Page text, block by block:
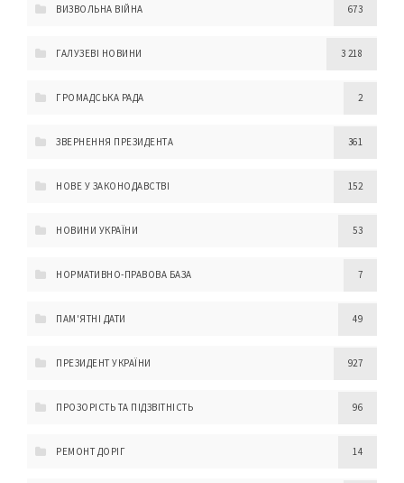
ВИЗВОЛЬНА ВІЙНА 673
ГАЛУЗЕВІ НОВИНИ 3 218
ГРОМАДСЬКА РАДА 2
ЗВЕРНЕННЯ ПРЕЗИДЕНТА 361
НОВЕ У ЗАКОНОДАВСТВІ 152
НОВИНИ УКРАЇНИ 53
НОРМАТИВНО-ПРАВОВА БАЗА 7
ПАМ'ЯТНІ ДАТИ 49
ПРЕЗИДЕНТ УКРАЇНИ 927
ПРОЗОРІСТЬ ТА ПІДЗВІТНІСТЬ 96
РЕМОНТ ДОРІГ 14